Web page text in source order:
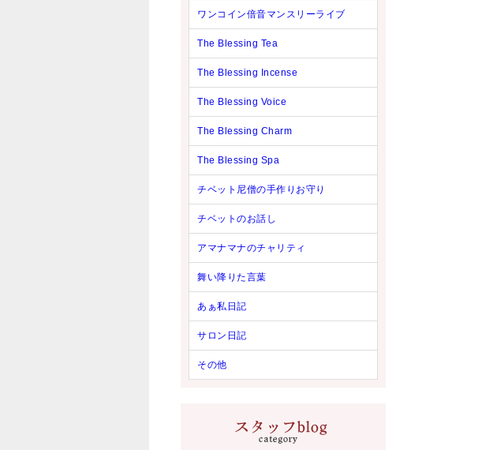
ワンコイン倍音マンスリーライブ
The Blessing Tea
The Blessing Incense
The Blessing Voice
The Blessing Charm
The Blessing Spa
チベット尼僧の手作りお守り
チベットのお話し
アマナマナのチャリティ
舞い降りた言葉
あぁ私日記
サロン日記
その他